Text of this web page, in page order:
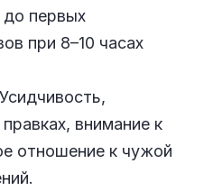
до первых
при 8–10 часах
Усидчивость,
внимание к
отношение к чужой